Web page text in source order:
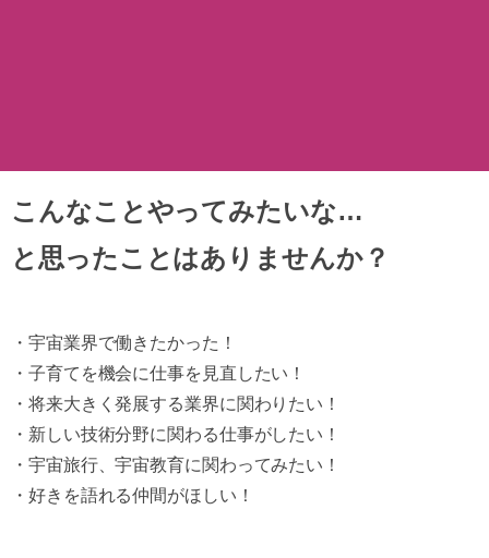
こんなことやってみたいな…
と思ったことはありませんか？
・宇宙業界で働きたかった！
・子育てを機会に仕事を見直したい！
・将来大きく発展する業界に関わりたい！
・新しい技術分野に関わる仕事がしたい！
・宇宙旅行、宇宙教育に関わってみたい！
・好きを語れる仲間がほしい！